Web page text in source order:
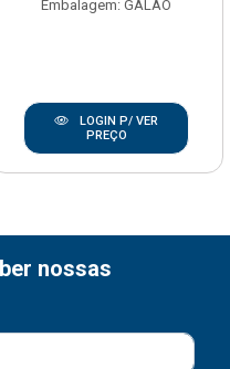
Embalagem: GALAO
LOGIN P/ VER
PREÇO
nossas